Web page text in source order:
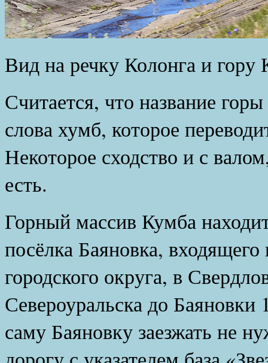
Вид на речку Колонга и гору
Считается, что название
слова хумб, которое
Некоторое сходство и с
есть.
Горный массив Кумба
посёлка Баяновка, входящего
городского округа, в
Североуральска до
саму Баяновку заезжать не